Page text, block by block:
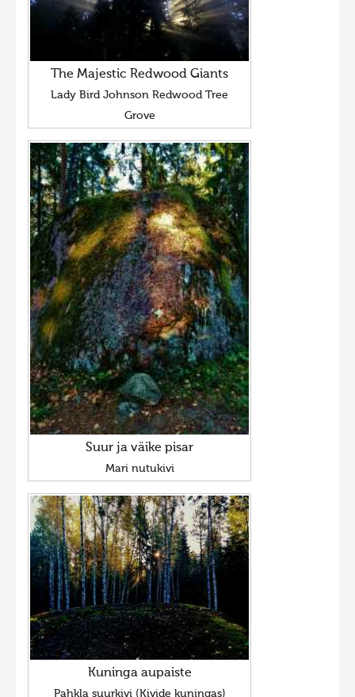
The Majestic Redwood Giants
Lady Bird Johnson Redwood Tree
Grove
Suur ja väike pisar
Mari nutukivi
Kuninga aupaiste
Pahkla suurkivi (Kivide kuningas)